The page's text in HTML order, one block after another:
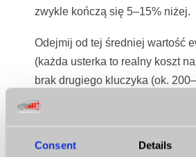
Consent Details
zwykle kończą się 5–15% niżej.
Odejmij od tej średniej wartość
(każda usterka to realny koszt
brak drugiego kluczyka (ok.
modelu), brak książki
Skup zawsze zapłaci mniej niż